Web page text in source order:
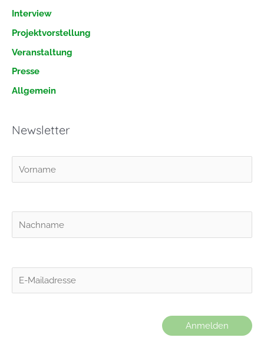
n
a
c
h
Interview
Projektvorstellung
Veranstaltung
Presse
Allgemein
Newsletter